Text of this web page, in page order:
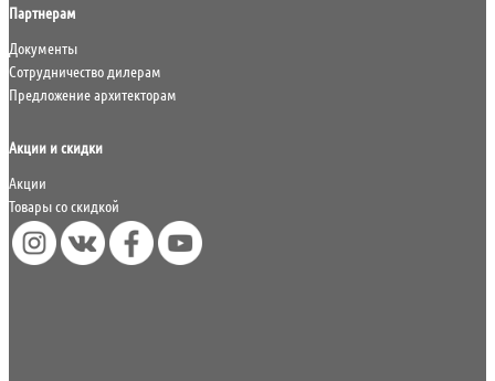
Партнерам
Документы
Сотрудничество дилерам
Предложение архитекторам
Акции и скидки
Акции
Товары со скидкой